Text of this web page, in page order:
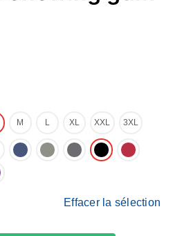
M L XL XXL 3XL
Effacer la sélection